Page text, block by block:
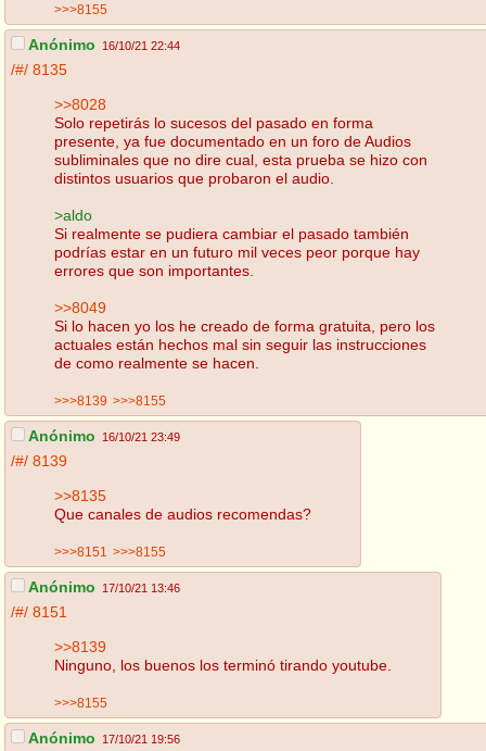
>>>8155
Anónimo 16/10/21 22:44
/#/ 8135
>>8028
Solo repetirás lo sucesos del pasado en forma
presente, ya fue documentado en un foro de Audios
subliminales que no dire cual, esta prueba se hizo con
distintos usuarios que probaron el audio.
>aldo
Si realmente se pudiera cambiar el pasado también
podrías estar en un futuro mil veces peor porque hay
errores que son importantes.
>>8049
Si lo hacen yo los he creado de forma gratuita, pero los
actuales están hechos mal sin seguir las instrucciones
de como realmente se hacen.
>>>8139 >>>8155
Anónimo 16/10/21 23:49
/#/ 8139
>>8135
Que canales de audios recomendas?
>>>8151 >>>8155
Anónimo 17/10/21 13:46
/#/ 8151
>>8139
Ninguno, los buenos los terminó tirando youtube.
>>>8155
Anónimo 17/10/21 19:56